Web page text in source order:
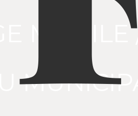
MOBILE /